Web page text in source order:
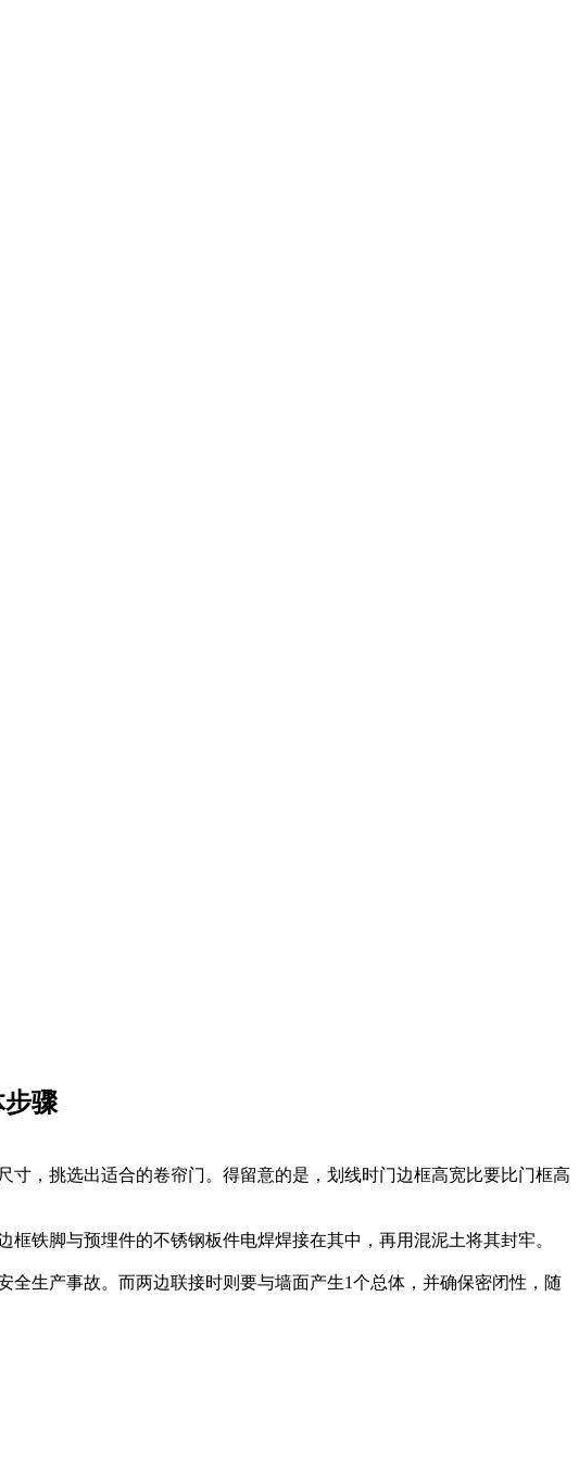
骤
，挑选出适合的卷帘门。得留意的是，划线时门边框高宽比要比门框高
铁脚与预埋件的不锈钢板件电焊焊接在其中，再用混泥土将其封牢。
生产事故。而两边联接时则要与墙面产生1个总体，并确保密闭性，随